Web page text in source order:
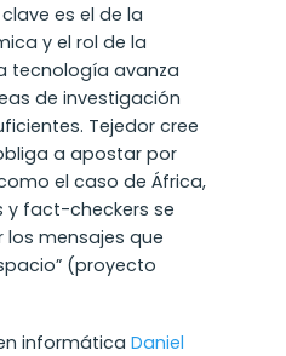
es el de la
y el rol de la
tecnología avanza
de investigación
Tejedor cree
a apostar por
el caso de África,
y fact-checkers se
mensajes que
(proyecto
informática Daniel